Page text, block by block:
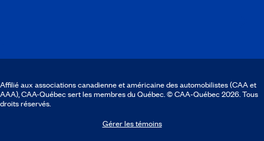
Affilié aux associations canadienne et américaine des automobilistes (CAA et
AAA), CAA-Québec sert les membres du Québec. © CAA‑Québec 2026. Tous
droits réservés.
Gérer les témoins